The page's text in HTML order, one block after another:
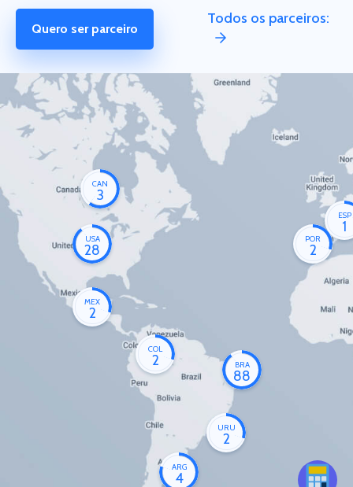
Quero ser parceiro
Todos os parceiros:
CAN
3
USA
28
MEX
2
COL
2 BRA
88
URU
2
ARG
4
POR
2
ESP
1